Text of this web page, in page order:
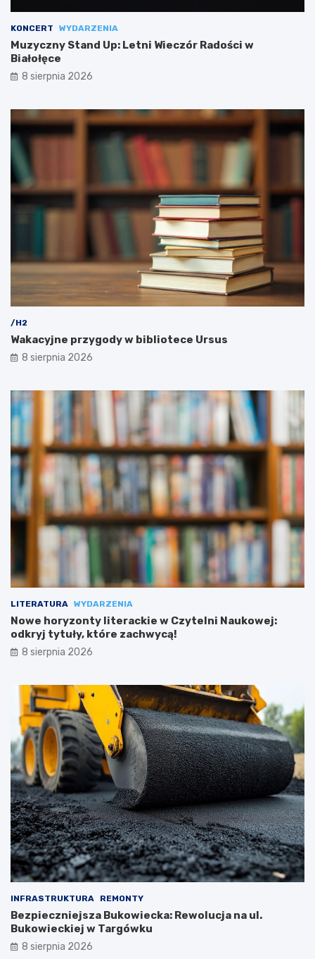
KONCERT WYDARZENIA
Muzyczny Stand Up: Letni Wieczór Radości w
Białołęce
8 sierpnia 2026
/H2
Wakacyjne przygody w bibliotece Ursus
8 sierpnia 2026
LITERATURA WYDARZENIA
Nowe horyzonty literackie w Czytelni Naukowej:
odkryj tytuły, które zachwycą!
8 sierpnia 2026
INFRASTRUKTURA REMONTY
Bezpieczniejsza Bukowiecka: Rewolucja na ul.
Bukowieckiej w Targówku
8 sierpnia 2026